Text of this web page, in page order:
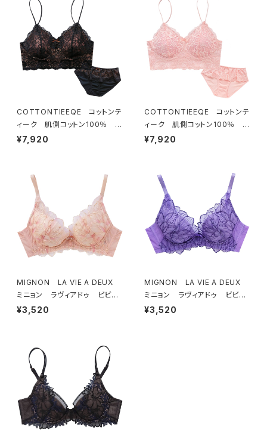
COTTONTIEEQE コットンテ
ィーク 肌側コットン100％ ソ
フトブラ ＆ ショーツセット（ブラ
¥7,920
COTTONTIEEQE コットンテ
ィーク 肌側コットン100％ ソ
フトブラ ＆ ショーツセット（ピー
¥7,920
MIGNON LA VIE A DEUX
ミニョン ラヴィアドゥ ビビア
ーナ ブラジャー（ピーチ）M20
¥3,520
MIGNON LA VIE A DEUX
ミニョン ラヴィアドゥ ビビア
ーナ ブラジャー（ヴィオレッタ）
¥3,520